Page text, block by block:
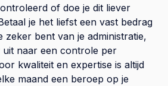
of doe je dit liever
je het liefst een vast bedrag
zeker bent van je administratie,
naar een controle per
kwaliteit en expertise is altijd
maand een beroep op je